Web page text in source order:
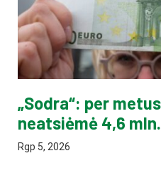
„Sodra“: per
neatsiėmė 4,6
Rgp 5, 2026